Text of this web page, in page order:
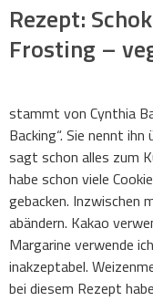
Rezept:
Frosting –
stammt von Cynthia
Backing“. Sie nennt
sagt schon alles zum
habe schon viele
gebacken. Inzwischen
abändern. Kakao
Margarine verwende
inakzeptabel.
bei diesem Rezept